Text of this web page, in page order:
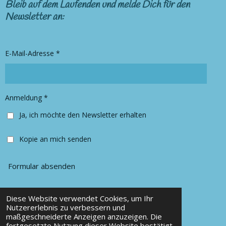
Diese Website verwendet Cookies, um Ihr
Nutzererlebnis zu verbessern und
maßgeschneiderte Anzeigen anzuzeigen. Die
t
a
a
e
b
k
Bleib auf dem Laufenden und melde Dich für den
Newsletter an:
E-Mail-Adresse *
Anmeldung *
Ja, ich möchte den Newsletter erhalten
Kopie an mich senden
Formular absenden
© 2025 Chancy Kleidung
Mit Unterstützung vonWebador